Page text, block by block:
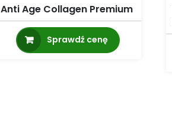
Anti Age Collagen Premium
Sprawdź cenę